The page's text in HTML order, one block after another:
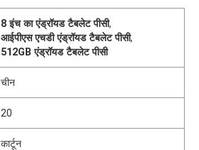
8 इंच का एंड्रॉयड टैबलेट पीसी,
आईपीएस एचडी एंड्रॉयड टैबलेट पीसी,
512GB एंड्रॉयड टैबलेट पीसी
चीन
20
कार्टून